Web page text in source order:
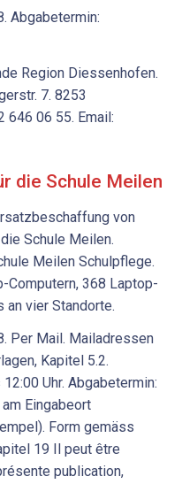
Abgabetermin:
Region Diessenhofen.
7. 8253
646 06 55. Email:
die Schule Meilen
von
Schule Meilen.
Meilen Schulpflege.
Computern, 368 Laptop-
an vier Standorte.
Per Mail. Mailadressen
Kapitel 5.2.
Uhr. Abgabetermin:
Eingabeort
Form gemäss
19 Il peut être
publication,